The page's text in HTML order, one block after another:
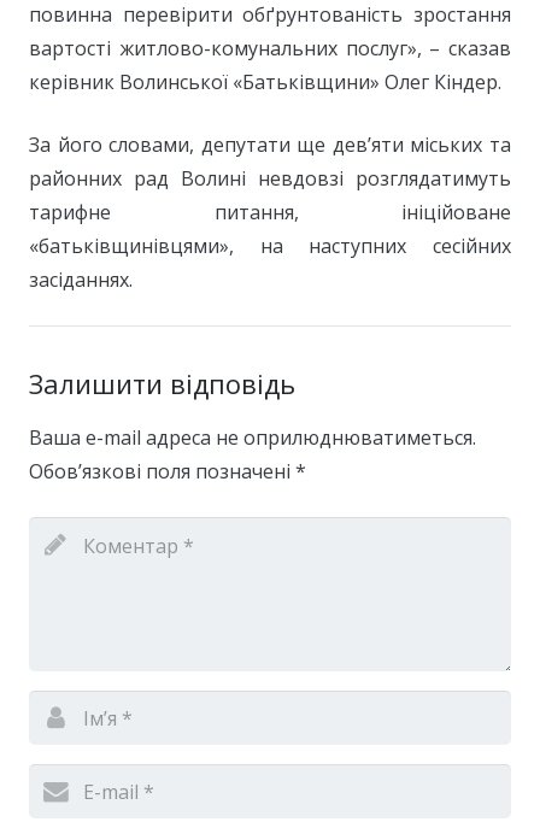
повинна перевірити обґрунтованість зростання
вартості житлово-комунальних послуг», – сказав
керівник Волинської «Батьківщини» Олег Кіндер.
За його словами, депутати ще дев’яти міських та
районних рад Волині невдовзі розглядатимуть
тарифне питання, ініційоване
«батьківщинівцями», на наступних сесійних
засіданнях.
Залишити відповідь
Ваша e-mail адреса не оприлюднюватиметься.
Обов’язкові поля позначені *